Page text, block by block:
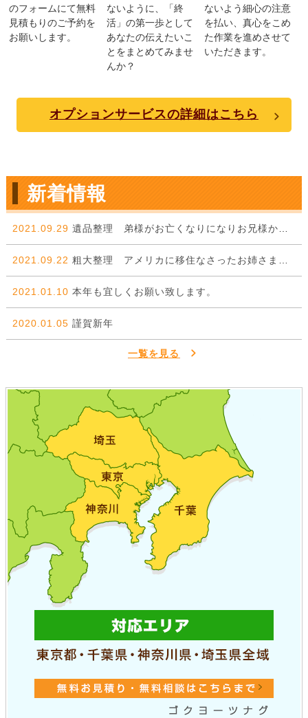
のフォームにて無料
見積もりのご予約を
お願いします。
ないように、「終
活」の第一歩として
あなたの伝えたいこ
とをまとめてみませ
んか？
ないよう細心の注意
を払い、真心をこめ
た作業を進めさせて
いただきます。
オプションサービスの詳細はこちら
新着情報
2021.09.29 遺品整理 弟様がお亡くなりになりお兄様からのご依頼。
2021.09.22 粗大整理 アメリカに移住なさったお姉さまから弟様に委ねた一件。
2021.01.10 本年も宜しくお願い致します。
2020.01.05 謹賀新年
一覧を見る